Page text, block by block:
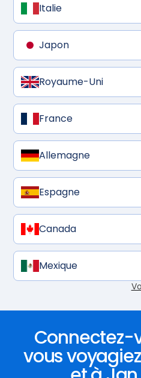
Italie
Japon
Royaume-Uni
France
Allemagne
Espagne
Canada
Mexique
Connectez-
vous